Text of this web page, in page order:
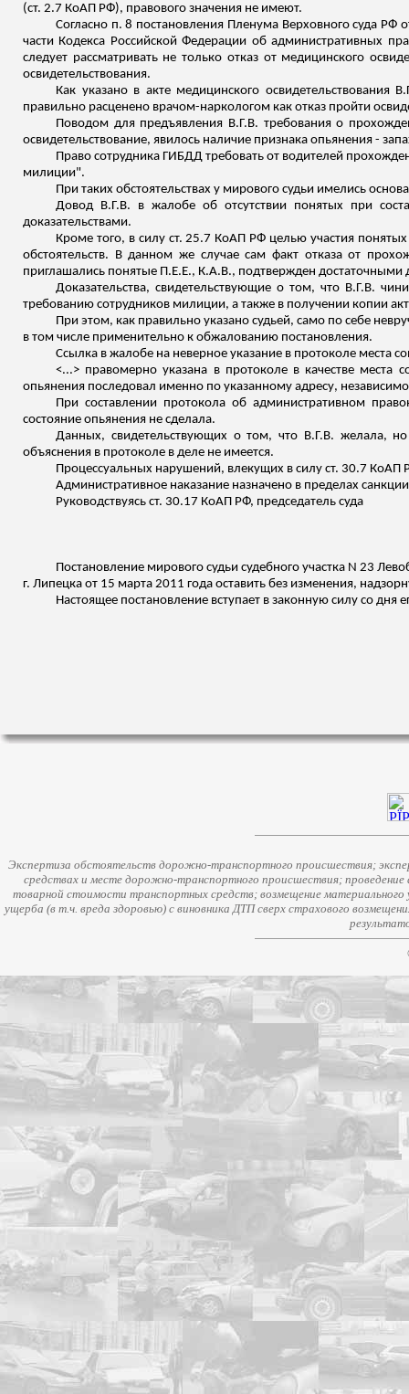
(ст. 2.7 КоАП РФ), правового значения не имеют.
Согласно п. 8 постановления Пленума Верховного суда
части Кодекса Российской Федерации об административных
следует рассматривать не только отказ от медицинского
освидетельствования.
Как указано в акте медицинского освидетельствования
правильно расценено врачом-наркологом как отказ пройти
Поводом для предъявления В.Г.В. требования о
освидетельствование, явилось наличие признака опьянения -
Право сотрудника ГИБДД требовать от водителей
милиции".
При таких обстоятельствах у мирового судьи имелись
Довод В.Г.В. в жалобе об отсутствии понятых при
доказательствами.
Кроме того, в силу ст. 25.7 КоАП РФ целью участия
обстоятельств. В данном же случае сам факт отказа от
приглашались понятые П.Е.Е., К.А.В., подтвержден достаточными
Доказательства, свидетельствующие о том, что В.Г.В.
требованию сотрудников милиции, а также в получении копии
При этом, как правильно указано судьей, само по себе
в том числе применительно к обжалованию постановления.
Ссылка в жалобе на неверное указание в протоколе места
<...> правомерноуказана в протоколе в качестве места
опьянения последовал именно по указанному адресу,
При составлении протокола об административном
состояние опьянения не сделала.
Данных, свидетельствующих о том, что В.Г.В. желала,
объяснения в протоколе в деле не имеется.
Процессуальных нарушений, влекущих в силу ст. 30.7
Административное наказание назначено в пределах
Руководствуясь ст. 30.17 КоАП РФ, председатель суда
Постановление мирового судьи судебного участка N 23
г. Липецка от 15 марта 2011 года оставить без изменения,
Настоящее постановление вступает в законную силу со дня
Экспертиза обстоятельств дорожно-транспортного происшествия;
средствах и месте дорожно-транспортного происшествия;
товарной стоимости транспортных средств; возмещение
ущерба (в т.ч. вреда здоровью) с виновника ДТП сверх страхового